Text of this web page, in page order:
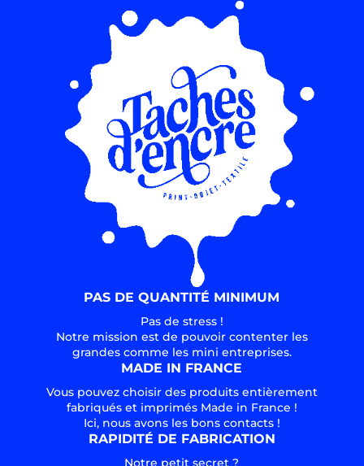
PAS DE QUANTITÉ MINIMUM
Pas de stress !
Notre mission est de pouvoir contenter les
grandes comme les mini entreprises.
MADE IN FRANCE
Vous pouvez choisir des produits entièrement
fabriqués et imprimés Made in France !
Ici, nous avons les bons contacts !
RAPIDITÉ DE FABRICATION